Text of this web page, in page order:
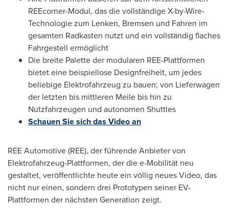
REEcorner-Modul, das die vollständige X-by-Wire-
Technologie zum Lenken, Bremsen und Fahren im
gesamten Radkasten nutzt und ein vollständig flaches
Fahrgestell ermöglicht
Die breite Palette der modularen REE-Plattformen
bietet eine beispiellose Designfreiheit, um jedes
beliebige Elektrofahrzeug zu bauen; von Lieferwagen
der letzten bis mittleren Meile bis hin zu
Nutzfahrzeugen und autonomen Shuttles
Schauen Sie sich das Video an
REE Automotive (REE), der führende Anbieter von
Elektrofahrzeug-Plattformen, der die e-Mobilität neu
gestaltet, veröffentlichte heute ein völlig neues Video, das
nicht nur einen, sondern drei Prototypen seiner EV-
Plattformen der nächsten Generation zeigt.